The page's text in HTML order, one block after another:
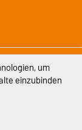
um
einzubinden